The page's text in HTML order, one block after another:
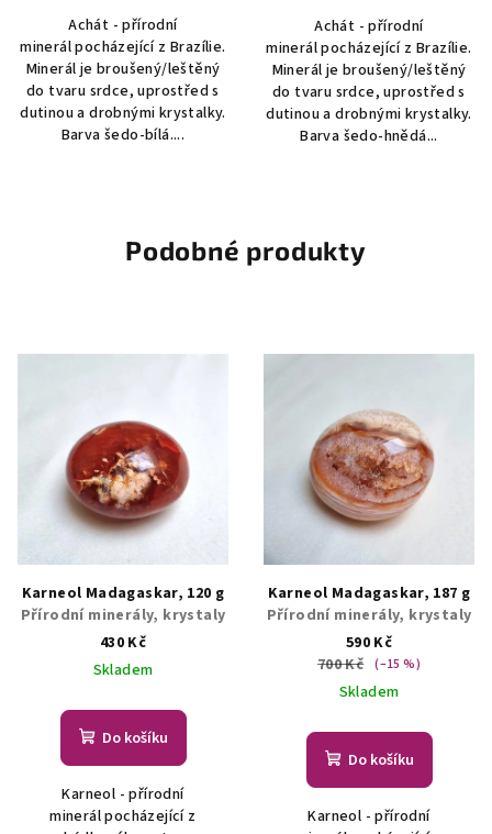
Achát - přírodní
minerál pocházející z Brazílie.
Minerál je broušený/leštěný
do tvaru srdce, uprostřed s
dutinou a drobnými krystalky.
Barva šedo-bílá....
Achát - přírodní
minerál pocházející z Brazílie.
Minerál je broušený/leštěný
do tvaru srdce, uprostřed s
dutinou a drobnými krystalky.
Barva šedo-hnědá...
Podobné produkty
Karneol Madagaskar, 120 g
Přírodní minerály, krystaly
430 Kč
Skladem
Do košíku
Karneol - přírodní
minerál pocházející z
Karneol Madagaskar, 187 g
Přírodní minerály, krystaly
590 Kč
700 Kč (–15 %)
Skladem
Do košíku
Karneol - přírodní